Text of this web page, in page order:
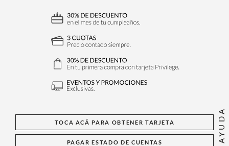
AYUDA
TOCA ACÁ PARA OBTENER TARJETA
PAGAR ESTADO DE CUENTAS